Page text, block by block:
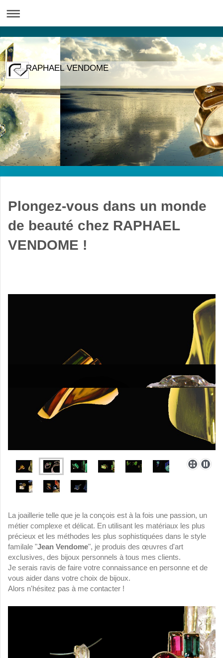
RAPHAEL VENDOME
Plongez-vous dans un monde
de beauté chez RAPHAEL
VENDOME !
La joaillerie telle que je la conçois est à la fois une passion, un
métier complexe et délicat. En utilisant les matériaux les plus
précieux et les méthodes les plus sophistiquées dans le style
familale "Jean Vendome", je produis des œuvres d'art
exclusives, des bijoux personnels à tous mes clients.
Je serais ravis de faire votre connaissance en personne et de
vous aider dans votre choix de bijoux.
Alors n'hésitez pas à me contacter !